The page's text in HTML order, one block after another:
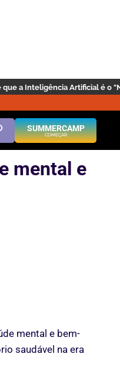
é o "Novo Inglês"? | Clique
SUMMERCAMP
COMEÇAR
mental e
mental e bem-
saudável na era